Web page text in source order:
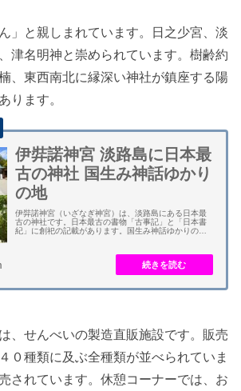
」と親しまれています。日之少宮、淡
津名明神と崇められています。樹齢約
、東西南北に縁深い神社が鎮座する陽
ります。
伊弉諾神宮 淡路島に日本最
古の神社 国生み神話ゆかり
の地
伊弉諾神宮（いざなぎ神宮）は、淡路島にある日本最
古の神社です。日本最古の書物「古事記」と「日本書
紀」に創祀の記載があります。国生み神話ゆかりの地
、せんべいの製造直販施設です。販売
０種類に及ぶ全種類が並べられていま
されています。休憩コーナーでは、お